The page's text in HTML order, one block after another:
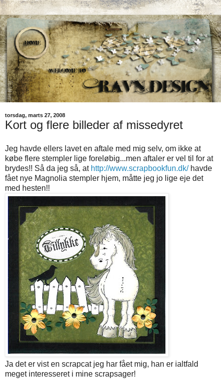
torsdag, marts 27, 2008
Kort og flere billeder af missedyret
Jeg havde ellers lavet en aftale med mig selv, om ikke at
købe flere stempler lige foreløbig...men aftaler er vel til for at
brydes!! Så da jeg så, at http://www.scrapbookfun.dk/havde
fået nye Magnolia stempler hjem, måtte jeg jo lige eje det
med hesten!!
Ja det er vist en scrapcat jeg har fået mig, han er ialtfald
meget interesseret i mine scrapsager!